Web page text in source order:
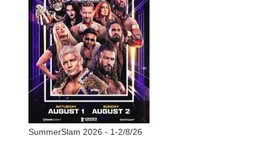
SummerSlam 2026 - 1-2/8/26